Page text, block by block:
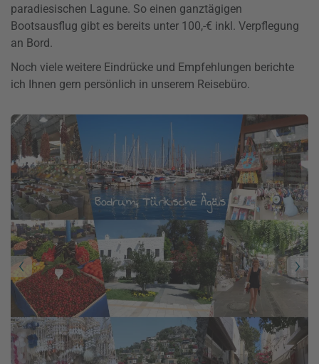
paradiesischen Lagune. So einen ganztägigen
Bootsausflug gibt es bereits unter 100,-€ inkl. Verpflegung
an Bord.
Noch viele weitere Eindrücke und Empfehlungen berichte
ich Ihnen gern persönlich in unserem Reisebüro.